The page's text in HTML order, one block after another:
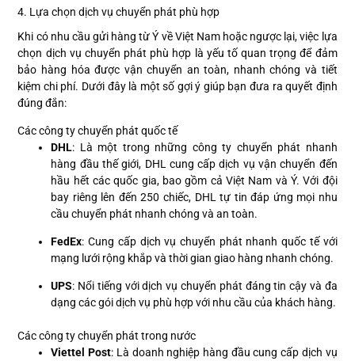
4. Lựa chọn dịch vụ chuyển phát phù hợp
Khi có nhu cầu gửi hàng từ Ý về Việt Nam hoặc ngược lại, việc lựa
chọn dịch vụ chuyển phát phù hợp là yếu tố quan trọng để đảm
bảo hàng hóa được vận chuyển an toàn, nhanh chóng và tiết
kiệm chi phí. Dưới đây là một số gợi ý giúp bạn đưa ra quyết định
đúng đắn:
Các công ty chuyển phát quốc tế
DHL: Là một trong những công ty chuyển phát nhanh
hàng đầu thế giới, DHL cung cấp dịch vụ vận chuyển đến
hầu hết các quốc gia, bao gồm cả Việt Nam và Ý. Với đội
bay riêng lên đến 250 chiếc, DHL tự tin đáp ứng mọi nhu
cầu chuyển phát nhanh chóng và an toàn.
FedEx: Cung cấp dịch vụ chuyển phát nhanh quốc tế với
mạng lưới rộng khắp và thời gian giao hàng nhanh chóng.
UPS: Nổi tiếng với dịch vụ chuyển phát đáng tin cậy và đa
dạng các gói dịch vụ phù hợp với nhu cầu của khách hàng.
Các công ty chuyển phát trong nước
Viettel Post: Là doanh nghiệp hàng đầu cung cấp dịch vụ